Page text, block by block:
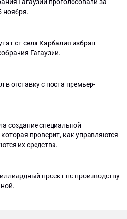
Гагаузии проголосовали за
ноября.
от села Карбалия избран
Гагаузии.
в отставку с поста премьер-
создание специальной
проверит, как управляются
их средства.
проект по производству